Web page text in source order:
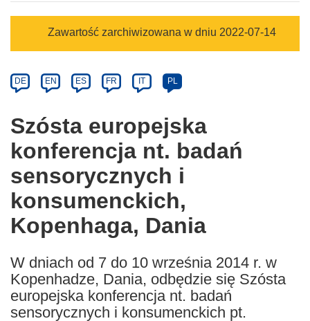
category
Zawartość zarchiwizowana w dniu 2022-07-14
Article
available
the
following
languages:
DE EN ES FR IT PL
Szósta europejska
konferencja nt. badań
sensorycznych i
konsumenckich,
Kopenhaga, Dania
W dniach od 7 do 10 września 2014 r. w
Kopenhadze, Dania, odbędzie się Szósta
europejska konferencja nt. badań
sensorycznych i konsumenckich pt.